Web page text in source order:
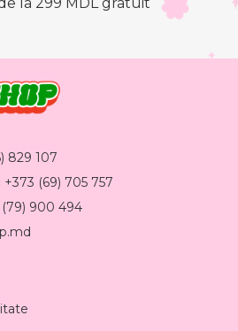
la 299 MDL gratuit
829 107
(69) 705 757
(79) 900 494